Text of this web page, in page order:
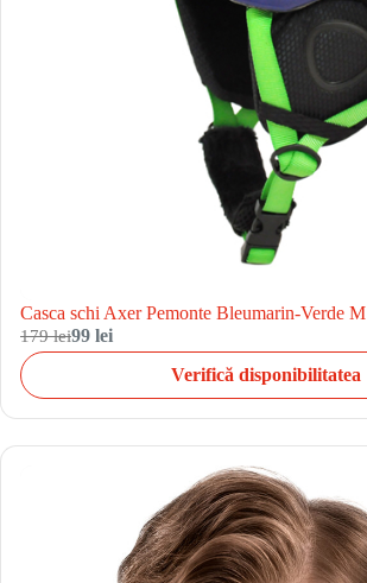
Casca schi Axer Pemonte Bleumarin-Verde M
179 lei99 lei
Verifică disponibilitatea